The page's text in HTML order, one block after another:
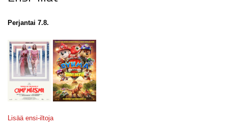
Perjantai 7.8.
Lisää ensi-iltoja